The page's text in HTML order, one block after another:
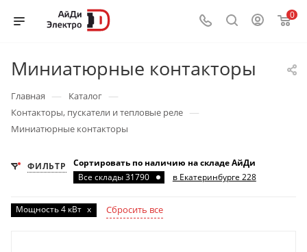
0
Миниатюрные контакторы
Главная — Каталог —
Контакторы, пускатели и тепловые реле —
Миниатюрные контакторы
ФИЛЬТР
Сортировать по наличию на складе АйДи
Все склады 31790
в Екатеринбурге 228
Мощность 4 кВт x Сбросить все